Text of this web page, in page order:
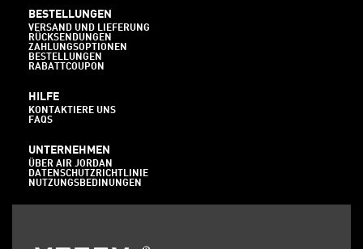
BESTELLUNGEN
VERSAND UND LIEFERUNG
RÜCKSENDUNGEN
ZAHLUNGSOPTIONEN
BESTELLUNGEN
RABATTCOUPON
HILFE
KONTAKTIERE UNS
FAQS
UNTERNEHMEN
ÜBER AIR JORDAN
DATENSCHUTZRICHTLINIE
NUTZUNGSBEDINUNGEN